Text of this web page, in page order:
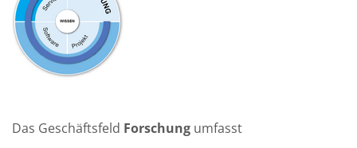
Das Geschäftsfeld Forschung umfasst